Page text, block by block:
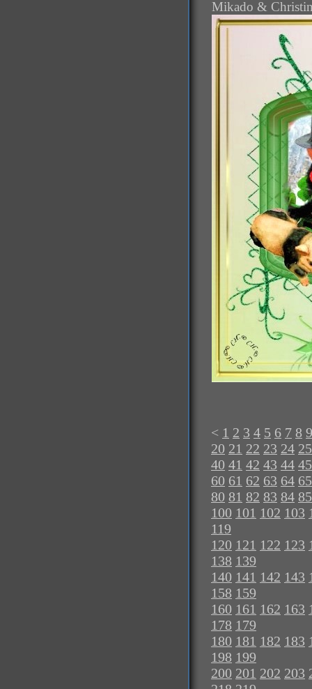
Mikado &
< 1 2 3 4 5 6 7 8 9
20 21 22 23 24 25
40 41 42 43 44 45
60 61 62 63 64 65
80 81 82 83 84 85
100 101 102 103
119
120 121 122 123
138 139
140 141 142 143
158 159
160 161 162 163
178 179
180 181 182 183
198 199
200 201 202 203